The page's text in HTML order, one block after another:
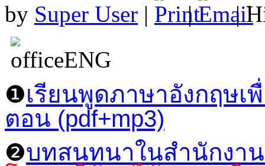
by Super User | | |
❶เรียนพูดภาษาอังกฤษเ
ตอน (pdf+mp3)
❷บทสนทนาในสำนักงา